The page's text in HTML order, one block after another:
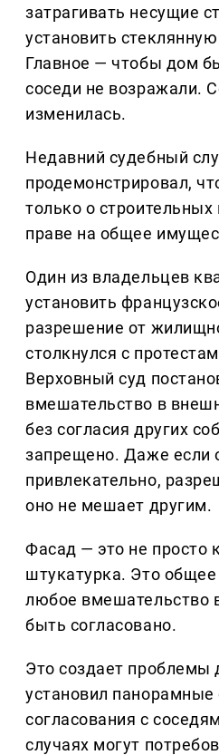
затрагивать несущие
установить
Главное — чтобы дом
соседи не возражали.
изменилась.
Недавний судебный
продемонстрировал,
только о строительных
праве на общее
Один из владельцев
установить
разрешение от
столкнулся с
Верховный суд
вмешательство в
без согласия других
запрещено. Даже если
привлекательно,
оно не мешает другим.
Фасад — это не просто
штукатурка. Это
любое вмешательство
быть согласовано.
Это создает проблемы
установил панорамные
согласования с
случаях могут